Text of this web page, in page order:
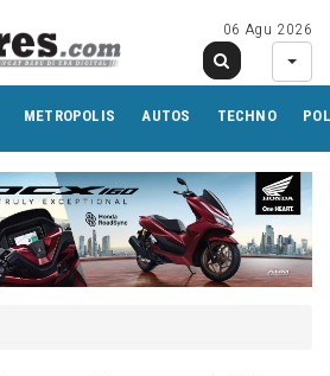
06 Agu 2026
METROPOLIS AUTOS TECHNO